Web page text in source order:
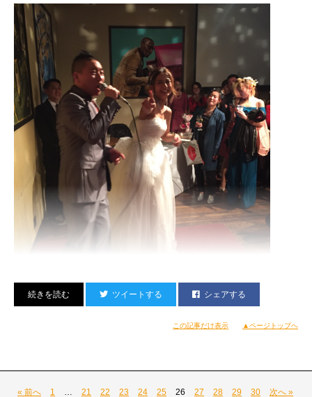
このセットでなぜ世界で勝てなかったか。。
それは難しいけど、さっきも書いたターンテーブルでの純粋な技術はこの先
も大事だしそこの勝負も忘れてはいけない。
でも、ボタン駆使したターンテーブリズムでは最高にカッコ良かったと思い
ます。
盛り上げ方もバッチリだったはずだし。
この先ターンテーブリズムはどう進化していくんだろうか？
俺も毎日未来のターンテーブリズムについて考えています。
ツイートする シェアする
この記事だけ表示 ▲ページトップへ
« 前へ 1 21 22 23 24 25 26 27 28 29 30 次へ »